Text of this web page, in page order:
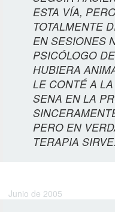
ESTA VÍA,
TOTALMENTE
EN SESIONES
PSICÓLOGO
HUBIERA
LE CONTÉ A
SENA EN LA
PERO EN
TERAPIA SIRVE.
Junio de 2005